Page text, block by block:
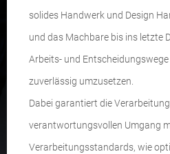
solides Handwerk und Design
und das Machbare bis ins letzte
Arbeits- und
zuverlässig umzusetzen.
Dabei garantiert die
verantwortungsvollen Umgang
Verarbeitungsstandards, wie